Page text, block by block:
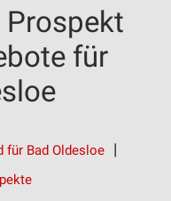
für
für Bad Oldesloe